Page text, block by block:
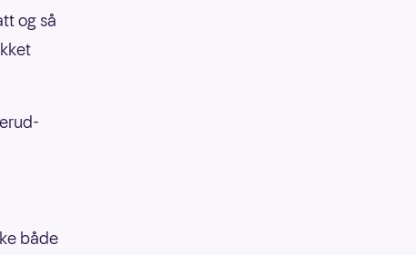
og så
både